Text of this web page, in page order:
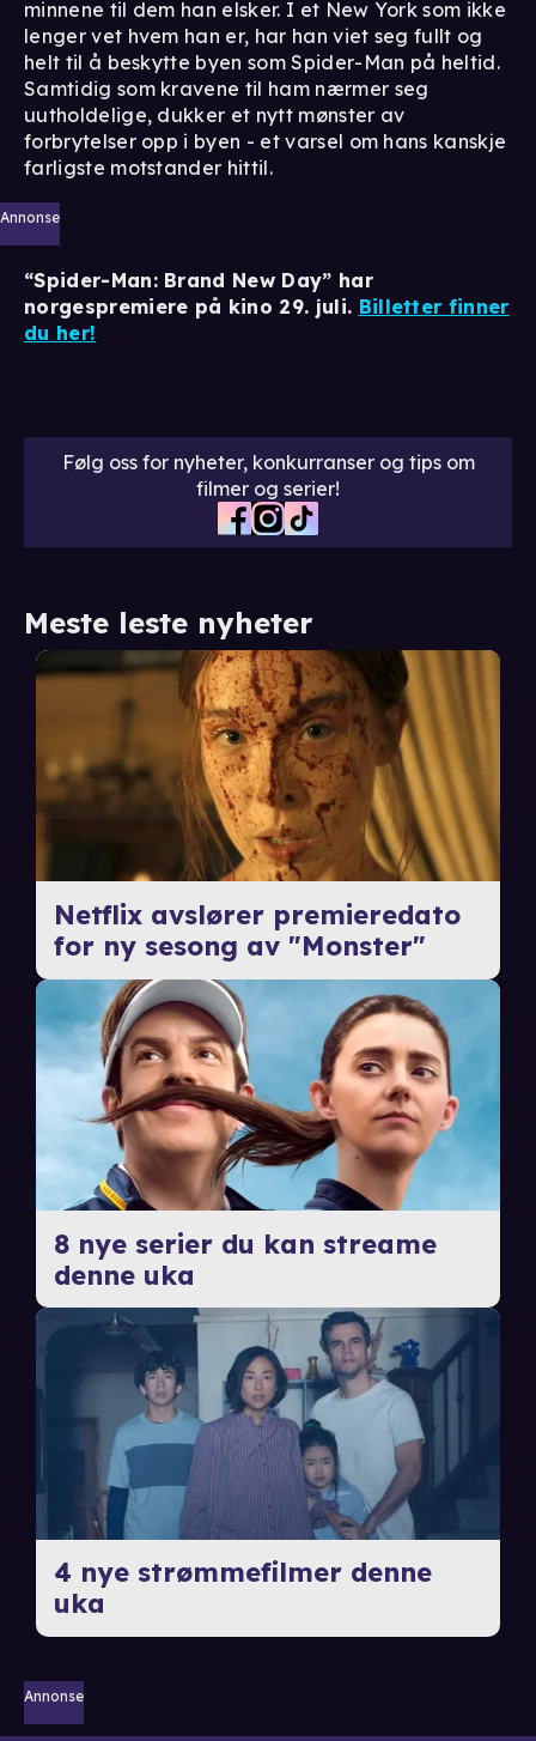
minnene til dem han elsker. I et New York som ikke
lenger vet hvem han er, har han viet seg fullt og
helt til å beskytte byen som Spider-Man på heltid.
Samtidig som kravene til ham nærmer seg
uutholdelige, dukker et nytt mønster av
forbrytelser opp i byen - et varsel om hans kanskje
farligste motstander hittil.
Annonse
“Spider-Man: Brand New Day” har
norgespremiere på kino 29. juli. Billetter finner
du her!
Følg oss for nyheter, konkurranser og tips om
filmer og serier!
Meste leste nyheter
Netflix avslører premieredato
for ny sesong av "Monster"
8 nye serier du kan streame
denne uka
4 nye strømmefilmer denne
uka
Annonse